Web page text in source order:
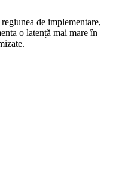
de implementare,
o latență mai mare în